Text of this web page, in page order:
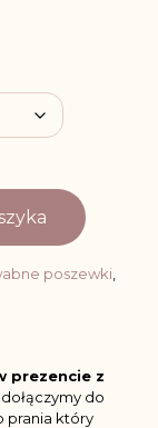
poszewki
prezencie z
do
prania który